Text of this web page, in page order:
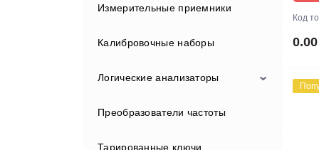
Измерительные приемники
Калибровочные наборы
Логические анализаторы
Zeroplus
АКИП
Преобразователи частоты
Тарированные ключи
Код